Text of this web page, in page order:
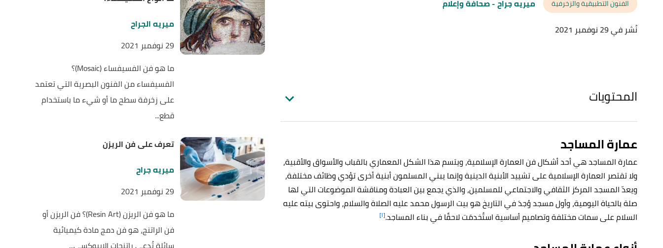
الفنون التطبيقية والزخرفية ميريه جراح- صحافة وإعلام
نُشر في 29 نوفمبر 2021
المحتويات
عمارة المساجد
عمارة المساجد هي أحد أشكال فن العمارة الإسلامية، ويتسم هذا الشكل المعماري بالقباب والأسواق والأقبية،
ولا تقتصر العمارة الإسلامية على تشييد الأبنية الدينية وإنما يبني المسلمون أبنية أخرى تؤدي وظائف مختلفة،
ويعدّ المسجد المركز الثقافي والاجتماعي للمسلمين، والذي يجمع بين العبادة ومناقشة الموضوعات التي لها
صلة بالحياة اليومية، وأول مسجد وُجدَ في التاريخ هو بيت الرسول محمد عليه الصلاة والسلام، واحتوى بيته عليه
السلام على سمات مختلفة وتصاميم أساسية استُخدمَت لاحقًا في بناء المساجد.[١]
ميريه الجراح
29 نوفمبر 2021
ما هو فن الفسيفساء (Mosaic)؟
الفسيفساء من الفنون البصرية التي تعتمد
على زخرفة سطح ما أو شيء ما باستخدام
قطع...
تعرف على فن الريزن
ميريه جراح
29 نوفمبر 2021
ما هو فن الريزن (Resin Art)؟ فن الريزن أو
فن الراتنج، هو فن دمج مادة كيميائية